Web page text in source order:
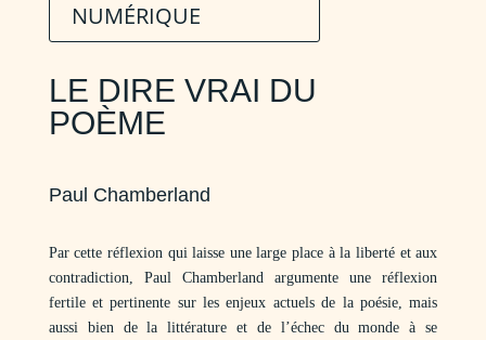
NUMÉRIQUE
LE DIRE VRAI DU
POÈME
Paul Chamberland
Par cette réflexion qui laisse une large place à la liberté et aux
contradiction, Paul Chamberland argumente une réflexion
fertile et pertinente sur les enjeux actuels de la poésie, mais
aussi bien de la littérature et de l’échec du monde à se